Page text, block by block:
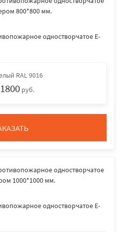
одностворчатое E-
RAL 9016
руб.
одностворчатое E-